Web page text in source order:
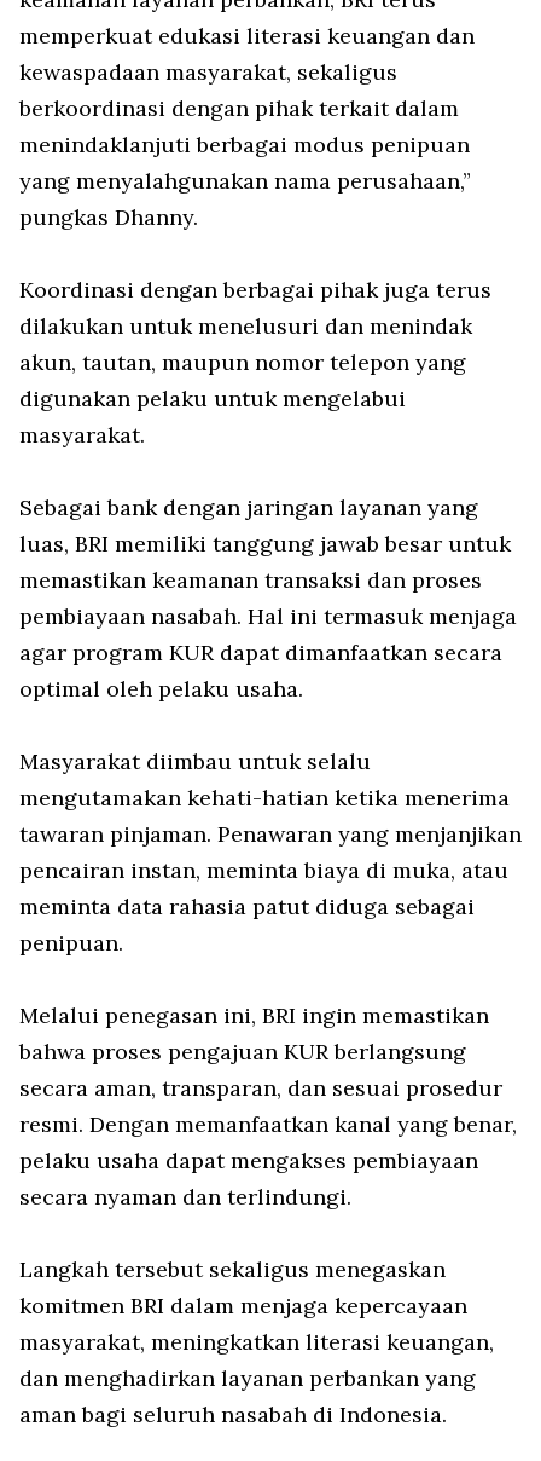
memperkuat edukasi literasi keuangan dan
kewaspadaan masyarakat, sekaligus
berkoordinasi dengan pihak terkait dalam
menindaklanjuti berbagai modus penipuan
yang menyalahgunakan nama perusahaan,”
pungkas Dhanny.
Koordinasi dengan berbagai pihak juga terus
dilakukan untuk menelusuri dan menindak
akun, tautan, maupun nomor telepon yang
digunakan pelaku untuk mengelabui
masyarakat.
Sebagai bank dengan jaringan layanan yang
luas, BRI memiliki tanggung jawab besar untuk
memastikan keamanan transaksi dan proses
pembiayaan nasabah. Hal ini termasuk menjaga
agar program KUR dapat dimanfaatkan secara
optimal oleh pelaku usaha.
Masyarakat diimbau untuk selalu
mengutamakan kehati-hatian ketika menerima
tawaran pinjaman. Penawaran yang menjanjikan
pencairan instan, meminta biaya di muka, atau
meminta data rahasia patut diduga sebagai
penipuan.
Melalui penegasan ini, BRI ingin memastikan
bahwa proses pengajuan KUR berlangsung
secara aman, transparan, dan sesuai prosedur
resmi. Dengan memanfaatkan kanal yang benar,
pelaku usaha dapat mengakses pembiayaan
secara nyaman dan terlindungi.
Langkah tersebut sekaligus menegaskan
komitmen BRI dalam menjaga kepercayaan
masyarakat, meningkatkan literasi keuangan,
dan menghadirkan layanan perbankan yang
aman bagi seluruh nasabah di Indonesia.